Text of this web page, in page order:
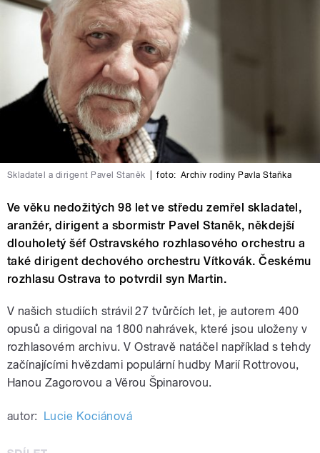
Skladatel a dirigent Pavel Staněk foto: Archiv rodiny Pavla Staňka
Ve věku nedožitých 98 let ve středu zemřel skladatel,
aranžér, dirigent a sbormistr Pavel Staněk, někdejší
dlouholetý šéf Ostravského rozhlasového orchestru a
také dirigent dechového orchestru Vítkovák. Českému
rozhlasu Ostrava to potvrdil syn Martin.
V našich studiích strávil 27 tvůrčích let, je autorem 400
opusů a dirigoval na 1800 nahrávek, které jsou uloženy v
rozhlasovém archivu. V Ostravě natáčel například s tehdy
začínajícími hvězdami populární hudby Marií Rottrovou,
Hanou Zagorovou a Věrou Špinarovou.
autor: Lucie Kociánová